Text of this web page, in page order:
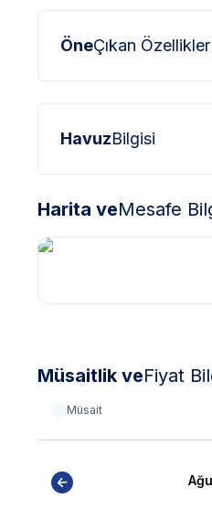
*Kalkan çevresinde
ulaşmak için yokuş
*Kalkan bölgesinde
elektrik ve su kesintileri
ÖneÇıkan Özellikler
HavuzBilgisi
Harita veMesafe
Müsaitlik veFiyat
Müsait